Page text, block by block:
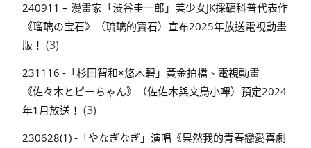
240911 – 漫畫家「渋谷圭一郎」美少女JK採礦科普代表作
《瑠璃の宝石》（琉璃的寶石）宣布2025年放送電視動畫
版！ (3)
231116 -「杉田智和×悠木碧」黃金拍檔、電視動畫
《佐々木とピーちゃん》（佐佐木與文鳥小嗶）預定2024
年1月放送！ (3)
230628(1) -「やなぎなぎ」演唱《果然我的青春戀愛喜劇